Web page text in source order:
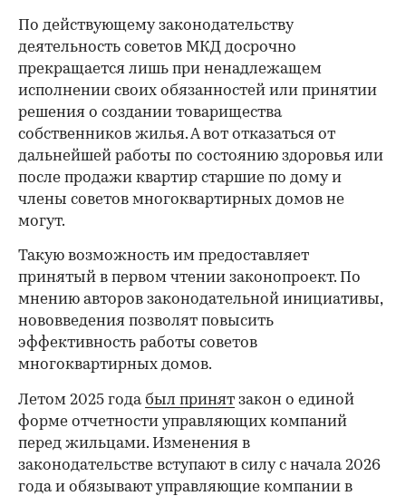
По действующему законодательству
деятельность советов МКД досрочно
прекращается лишь при ненадлежащем
исполнении своих обязанностей или принятии
решения о создании товарищества
собственников жилья. А вот отказаться от
дальнейшей работы по состоянию здоровья или
после продажи квартир старшие по дому и
члены советов многоквартирных домов не
могут.
Такую возможность им предоставляет
принятый в первом чтении законопроект. По
мнению авторов законодательной инициативы,
нововведения позволят повысить
эффективность работы советов
многоквартирных домов.
Летом 2025 года был принят закон о единой
форме отчетности управляющих компаний
перед жильцами. Изменения в
законодательстве вступают в силу с начала 2026
года и обязывают управляющие компании в